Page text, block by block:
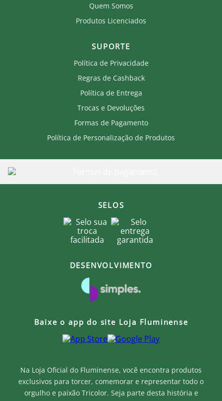
Na Loja Oficial do Fluminense, você encontra produtos
exclusivos para torcer, comemorar e representar todo o
orgulho e paixão Tricolor. Seja parte desta história e
Quem Somos
Produtos Licenciados
SUPORTE
Política de Privacidade
Regras de Cashback
Política de Entrega
Trocas e Devoluções
Formas de Pagamento
Política de Personalização de Produtos
SELOS
DESENVOLVIMENTO
Baixe o app do site Loja Fluminense